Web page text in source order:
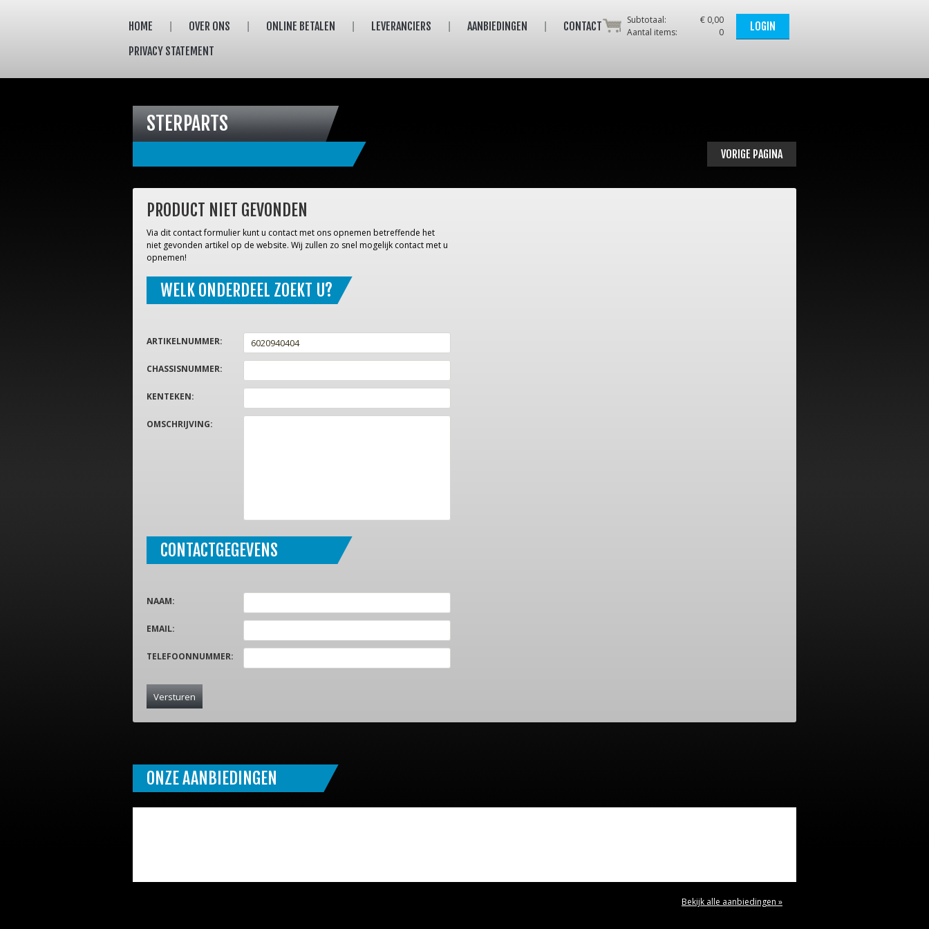
HOME OVER ONS ONLINE BETALEN LEVERANCIERS AANBIEDINGEN
CONTACT
PRIVACY STATEMENT
Subtotaal:
€ 0,00
Aantal items:
0 LOGIN
STERPARTS
VORIGE PAGINA
PRODUCT NIET GEVONDEN
Via dit contact formulier kunt u contact met ons opnemen betreffende het
niet gevonden artikel op de website. Wij zullen zo snel mogelijk contact met u
opnemen!
WELK ONDERDEEL ZOEKT U?
ARTIKELNUMMER:
CHASSISNUMMER:
KENTEKEN:
OMSCHRIJVING:
CONTACTGEGEVENS
NAAM:
EMAIL:
TELEFOONNUMMER:
ONZE AANBIEDINGEN
Bekijk alle aanbiedingen »